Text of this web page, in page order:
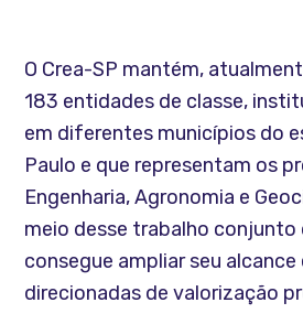
O Crea-SP mantém,
183 entidades de classe,
em diferentes municípios do
Paulo e que representam os
Engenharia, Agronomia e
meio desse trabalho conjunto
consegue ampliar seu
direcionadas de valorização